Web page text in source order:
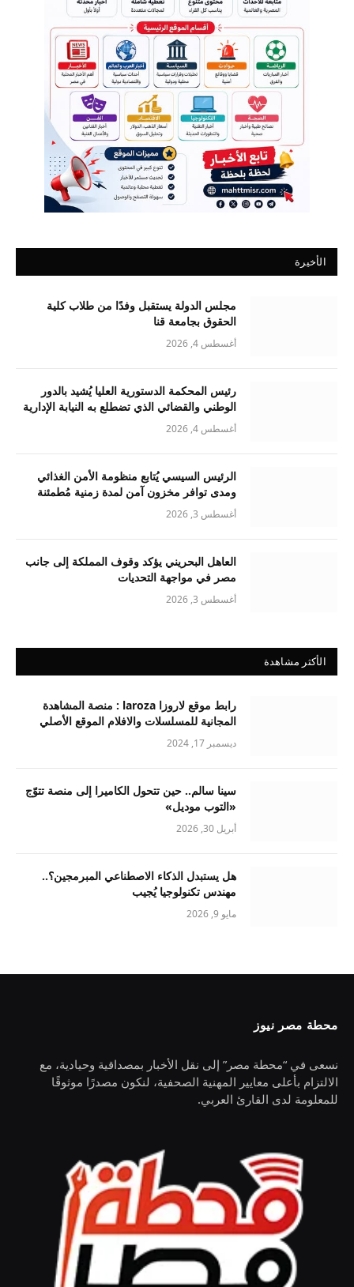
الأخيرة
مجلس الدولة يستقبل وفدًا من طلاب كلية
الحقوق بجامعة قنا
أغسطس 4, 2026
رئيس المحكمة الدستورية العليا يُشيد بالدور
الوطني والقضائي الذي تضطلع به النيابة الإدارية
أغسطس 4, 2026
الرئيس السيسي يُتابع منظومة الأمن الغذائي
ومدى توافر مخزون آمن لمدة زمنية مُطمئنة
أغسطس 3, 2026
العاهل البحريني يؤكد وقوف المملكة إلى جانب
مصر في مواجهة التحديات
أغسطس 3, 2026
الأكثر مشاهدة
رابط موقع لاروزا laroza : منصة المشاهدة
المجانية للمسلسلات والافلام الموقع الأصلي
ديسمبر 17, 2024
سينا سالم.. حين تتحول الكاميرا إلى منصة تتوّج
«التوب موديل»
أبريل 30, 2026
هل يستبدل الذكاء الاصطناعي المبرمجين؟..
مهندس تكنولوجيا يُجيب
مايو 9, 2026
محطة مصر نيوز
نسعى في “محطة مصر” إلى نقل الأخبار بمصداقية وحيادية، مع
الالتزام بأعلى معايير المهنية الصحفية، لنكون مصدرًا موثوقًا
للمعلومة لدى القارئ العربي.